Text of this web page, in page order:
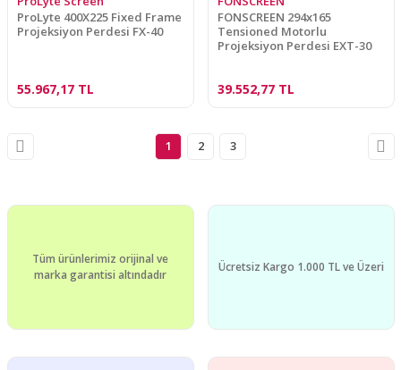
ProLyte 400X225 Fixed Frame
Projeksiyon Perdesi FX-40
55.967,17 TL
FONSCREEN 294x165
Tensioned Motorlu
Projeksiyon Perdesi EXT-30
39.552,77 TL
1 2 3
Tüm ürünlerimiz orijinal ve
marka garantisi altındadır
Ücretsiz Kargo 1.000 TL ve Üzeri